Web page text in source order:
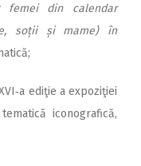
femei din calendar
soții și mame) în
ediţie a expoziţiei
iconografică,